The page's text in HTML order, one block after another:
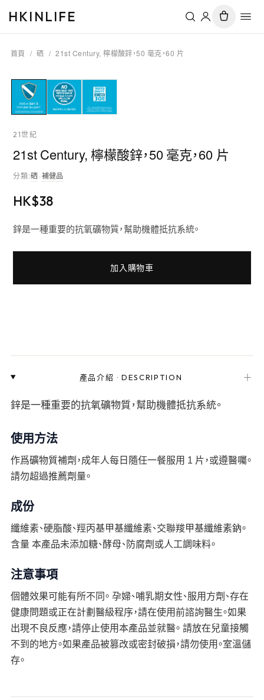
HKINLIFE
首頁 / 硒 / 21st Century, 檸檬酸鋅，50 毫克，60 片
21世紀
21st Century, 檸檬酸鋅，50 毫克，60 片
分類:硒·補健品
HK$38
鋅是一種重要的抗氧礦物質，幫助機體抵抗系統。
加入購物車
產品介紹 ·DESCRIPTION ＋
鋅是一種重要的抗氧礦物質，幫助機體抵抗系統。
使用方法
作爲礦物質補劑，成年人每日隨任一餐服用 1 片，或遵醫囑。
請勿超過推薦劑量。
成份
纖維素、硬脂酸、羥丙基甲基纖維素、交聯羧甲基纖維素鈉。
含量 本產品未添加糖、酵母、防腐劑或人工調味料。
注意事項
個體效果可能有所不同。 孕婦、哺乳期女性、服用方劑、存在
健康問題或正在計劃醫級程序，請在使用前諮詢醫生。如果
出現不良反應，請停止使用本產品並就醫。 請放在兒童接觸
不到的地方。如果產品被篡改或密封破損，請勿使用。室溫儲
存。